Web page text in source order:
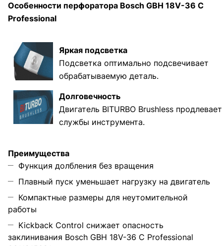
Особенности перфоратора Bosch GBH 18V-36 C
Professional
Яркая подсветка
Подсветка оптимально подсвечивает
обрабатываемую деталь.
Долговечность
Двигатель BITURBO Brushless
службы инструмента.
Преимущества
Функция долбления без вращения
Плавный пуск уменьшает нагрузку на двигатель
Компактные размеры для неутомительной
работы
Kickback Control снижает опасность
заклинивания Bosch GBH 18V-36 C Professional